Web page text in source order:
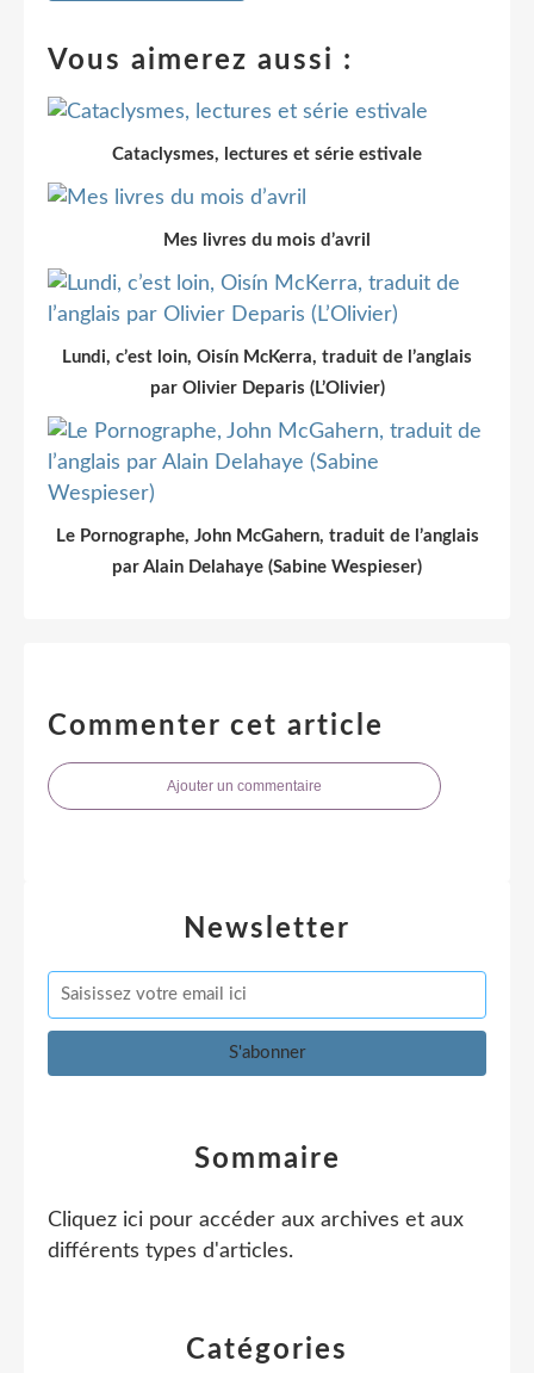
Vous aimerez aussi :
Cataclysmes, lectures et série estivale
Mes livres du mois d’avril
Lundi, c’est loin, Oisín McKerra, traduit de l’anglais
par Olivier Deparis (L’Olivier)
Le Pornographe, John McGahern, traduit de l’anglais
par Alain Delahaye (Sabine Wespieser)
Commenter cet article
Ajouter un commentaire
Newsletter
Catégories
Sommaire
Cliquez ici pour accéder aux archives et aux
différents types d'articles.